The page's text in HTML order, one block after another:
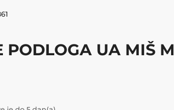
PODLOGA UA MIŠ M